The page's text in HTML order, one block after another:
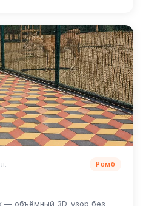
Ромб
— объёмный 3D-узор без